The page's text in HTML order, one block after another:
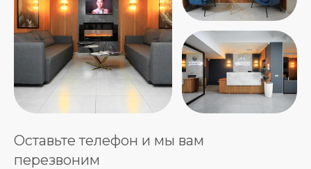
Оставьте телефон и мы вам
перезвоним